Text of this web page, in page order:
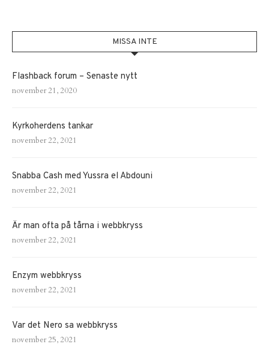
MISSA INTE
Flashback forum – Senaste nytt
november 21, 2020
Kyrkoherdens tankar
november 22, 2021
Snabba Cash med Yussra el Abdouni
november 22, 2021
Är man ofta på tårna i webbkryss
november 22, 2021
Enzym webbkryss
november 22, 2021
Var det Nero sa webbkryss
november 25, 2021